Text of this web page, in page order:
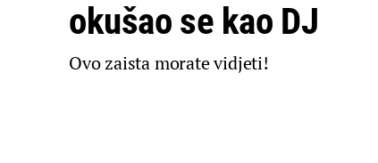
okušao se kao DJ
Ovo zaista morate vidjeti!